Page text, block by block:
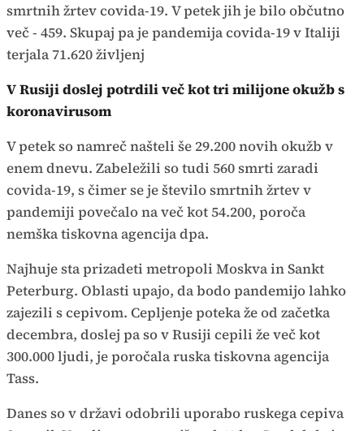
smrtnih žrtev covida-19. V petek jih je bilo občutno
več - 459. Skupaj pa je pandemija covida-19 v Italiji
terjala 71.620 življenj
V Rusiji doslej potrdili več kot tri milijone okužb s
koronavirusom
V petek so namreč našteli še 29.200 novih okužb v
enem dnevu. Zabeležili so tudi 560 smrti zaradi
covida-19, s čimer se je število smrtnih žrtev v
pandemiji povečalo na več kot 54.200, poroča
nemška tiskovna agencija dpa.
Najhuje sta prizadeti metropoli Moskva in Sankt
Peterburg. Oblasti upajo, da bodo pandemijo lahko
zajezili s cepivom. Cepljenje poteka že od začetka
decembra, doslej pa so v Rusiji cepili že več kot
300.000 ljudi, je poročala ruska tiskovna agencija
Tass.
Danes so v državi odobrili uporabo ruskega cepiva